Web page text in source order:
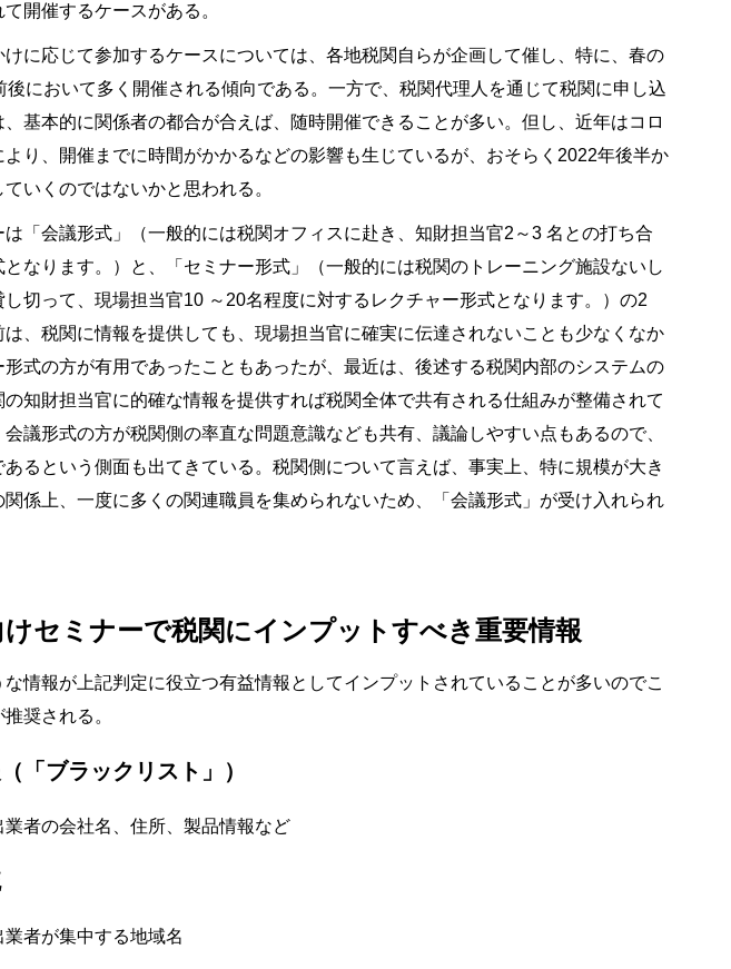
開催するケースがある。
に応じて参加するケースについては、各地税関自らが企画して催し、特に、春の
後において多く開催される傾向である。一方で、税関代理人を通じて税関に申し込
基本的に関係者の都合が合えば、随時開催できることが多い。但し、近年はコロ
り、開催までに時間がかかるなどの影響も生じているが、おそらく2022年後半か
いくのではないかと思われる。
「会議形式」（一般的には税関オフィスに赴き、知財担当官2～3 名との打ち合
なります。）と、「セミナー形式」（一般的には税関のトレーニング施設ないし
切って、現場担当官10 ～20名程度に対するレクチャー形式となります。）の2
、税関に情報を提供しても、現場担当官に確実に伝達されないことも少なくなか
形式の方が有用であったこともあったが、最近は、後述する税関内部のシステムの
知財担当官に的確な情報を提供すれば税関全体で共有される仕組みが整備されて
議形式の方が税関側の率直な問題意識なども共有、議論しやすい点もあるので、
あるという側面も出てきている。税関側について言えば、事実上、特に規模が大き
係上、一度に多くの関連職員を集められないため、「会議形式」が受け入れられ
けセミナーで税関にインプットすべき重要情報
情報が上記判定に役立つ有益情報としてインプットされていることが多いのでこ
奨される。
「ブラックリスト」）
業者の会社名、住所、製品情報など
業者が集中する地域名